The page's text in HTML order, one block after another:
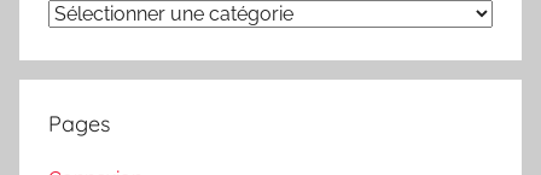
Catégories
Pages